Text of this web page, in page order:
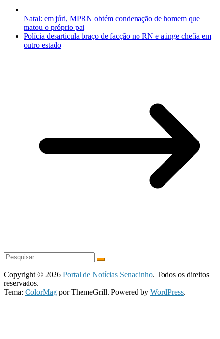
Natal: em júri, MPRN obtém condenação de homem que
matou o próprio pai
Polícia desarticula braço de facção no RN e atinge chefia em
outro estado
Copyright © 2026 Portal de Notícias Senadinho. Todos os direitos
reservados.
Tema: ColorMag por ThemeGrill. Powered by WordPress.